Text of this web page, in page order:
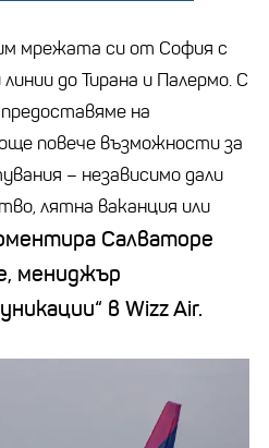
мрежата си от София с
до Тирана и Палермо. С
на
повече възможности за
– независимо дали
лятна ваканция или
Салваторе
мениджър
в Wizz Air.